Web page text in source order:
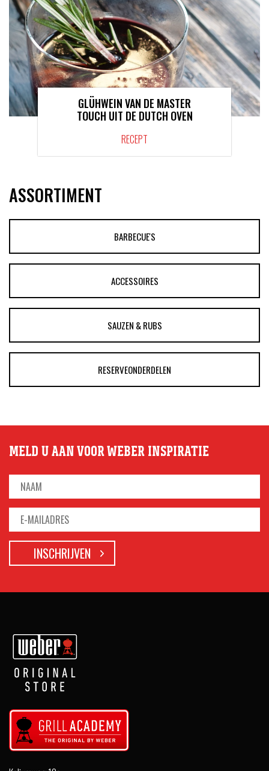
GLÜHWEIN VAN DE MASTER
TOUCH UIT DE DUTCH OVEN
RECEPT
ASSORTIMENT
BARBECUE'S
ACCESSOIRES
SAUZEN & RUBS
RESERVEONDERDELEN
MELD U AAN VOOR WEBER INSPIRATIE